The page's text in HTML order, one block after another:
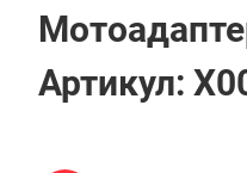
Артикул: